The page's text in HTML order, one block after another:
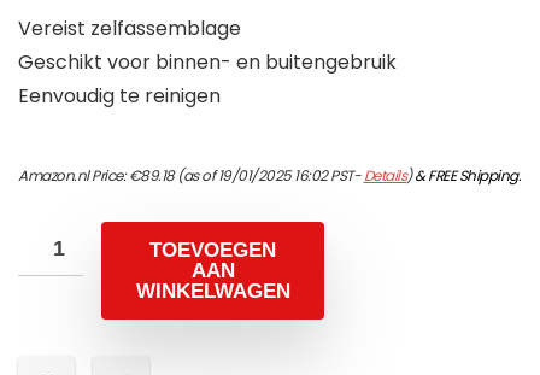
Vereist zelfassemblage
Geschikt voor binnen- en buitengebruik
Eenvoudig te reinigen
Amazon.nl Price:€89.18(as of 19/01/2025 16:02 PST-Details)&FREE Shipping.
TOEVOEGEN
AAN
WINKELWAGEN